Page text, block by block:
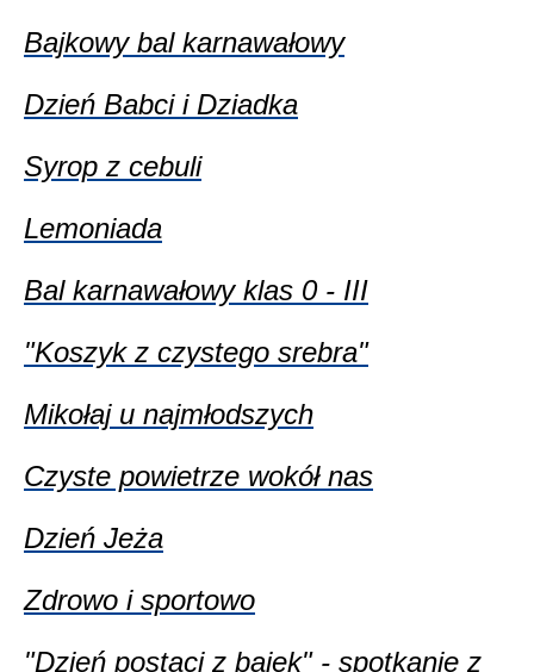
Bajkowy bal karnawałowy
Dzień Babci i Dziadka
Syrop z cebuli
Lemoniada
Bal karnawałowy klas 0 - III
"Koszyk z czystego srebra"
Mikołaj u najmłodszych
Czyste powietrze wokół nas
Dzień Jeża
Zdrowo i sportowo
"Dzień postaci z bajek" - spotkanie z